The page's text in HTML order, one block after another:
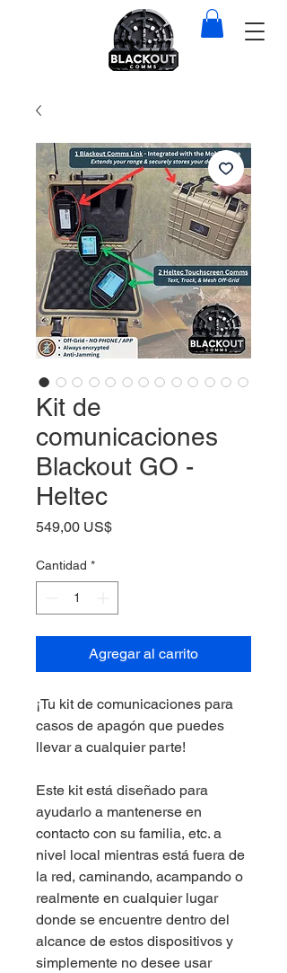
Kit de
comunicaciones
Blackout GO -
Heltec
549,00 US$Precio
Cantidad *
Agregar al carrito
¡Tu kit de comunicaciones para
casos de apagón que puedes
llevar a cualquier parte!
Este kit está diseñado para
ayudarlo a mantenerse en
contacto con su familia, etc. a
nivel local mientras está fuera de
la red, caminando, acampando o
realmente en cualquier lugar
donde se encuentre dentro del
alcance de estos dispositivos y
simplemente no desee usar